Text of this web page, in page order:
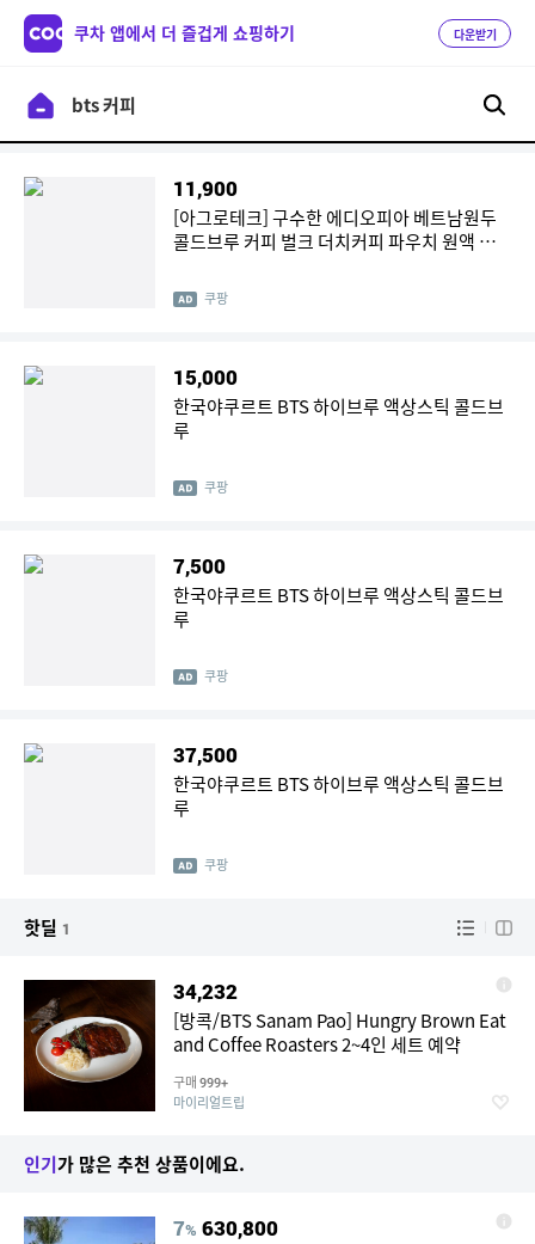
쿠차 앱에서 더 즐겁게 쇼핑하기 다운받기
11,900
[아그로테크] 구수한 에디오피아 베트남원두
콜드브루 커피 벌크 더치커피 파우치 원액 콜
쿠팡
15,000
한국야쿠르트 BTS 하이브루 액상스틱 콜드브
루
쿠팡
7,500
한국야쿠르트 BTS 하이브루 액상스틱 콜드브
루
쿠팡
37,500
한국야쿠르트 BTS 하이브루 액상스틱 콜드브
루
쿠팡
핫딜 1
34,232
[방콕/BTS Sanam Pao] Hungry Brown Eat
and Coffee Roasters 2~4인 세트 예약
구매 999+
마이리얼트립
인기가 많은 추천 상품이에요.
7% 630,800